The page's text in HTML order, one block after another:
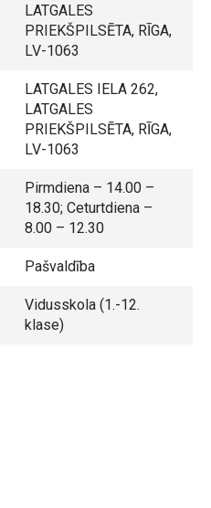
LATGALES
PRIEKŠPILSĒTA, RĪGA,
LV-1063
LATGALES IELA 262,
LATGALES
PRIEKŠPILSĒTA, RĪGA,
LV-1063
Pirmdiena – 14.00 –
18.30; Ceturtdiena –
8.00 – 12.30
Pašvaldība
Vidusskola (1.-12.
klase)